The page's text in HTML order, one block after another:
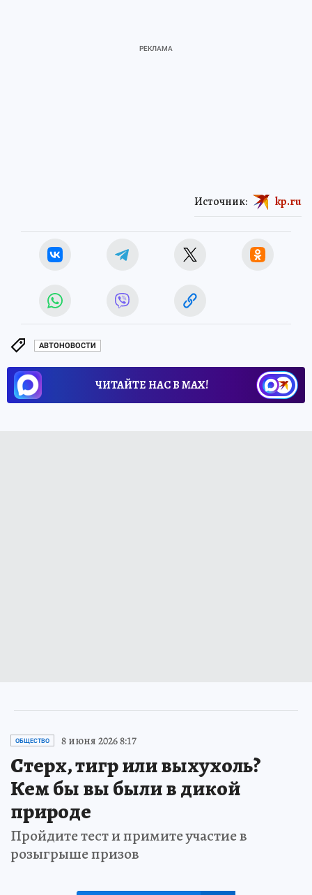
Источник: kp.ru
АВТОНОВОСТИ
ЧИТАЙТЕ НАС В МАХ!
ОБЩЕСТВО 8 июня 2026 8:17
Стерх, тигр или выхухоль?
Кем бы вы были в дикой
природе
Пройдите тест и примите участие в
розыгрыше призов